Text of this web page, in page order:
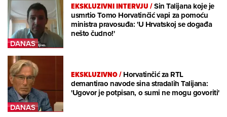
EKSKLUZIVNI INTERVJU/Sin Talijana koje je
usmrtio Tomo Horvatinčić vapi za pomoću
ministra pravosuđa: 'U Hrvatskoj se događa
nešto čudno!'
EKSKLUZIVNO/Horvatinčić za RTL
demantirao navode sina stradalih Talijana:
'Ugovor je potpisan, o sumi ne mogu govoriti'